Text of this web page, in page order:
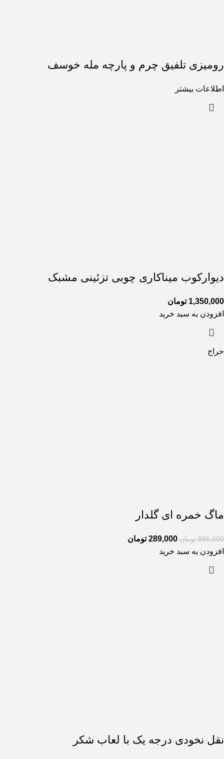
رومیزی تلفیق چرم و پارچه مله خوسف
اطلاعات بیشتر
دیوارکوب میناکاری چوبی تزئینی مشبک
1,350,000 تومان
افزودن به سبد خرید
حراج
ماگ خمره ای گلدار
895,000 تومان 289,000 تومان
افزودن به سبد خرید
نقل نخودی درجه یک با لعاب شکر